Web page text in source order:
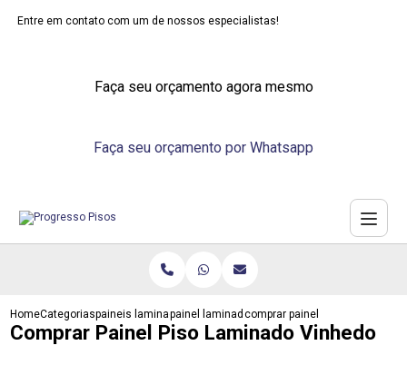
Entre em contato com um de nossos especialistas!
Faça seu orçamento agora mesmo
Faça seu orçamento por Whatsapp
HomeCategoriaspaineis laminadospainel laminado madeiracomprar painel piso laminado
Comprar Painel Piso Laminado Vinhedo